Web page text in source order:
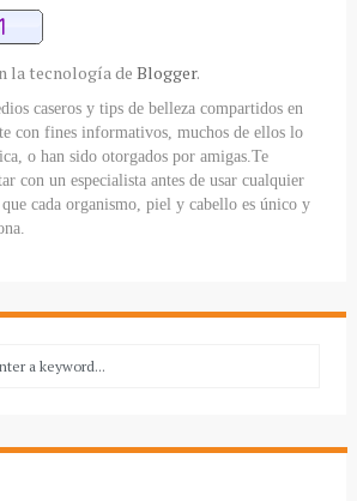
la tecnología de Blogger.
caseros y tips de belleza compartidos en
con fines informativos, muchos de ellos lo
o han sido otorgados por amigas.Te
con un especialista antes de usar cualquier
cada organismo, piel y cabello es único y